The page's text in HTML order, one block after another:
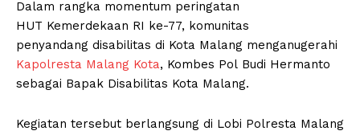
Dalam rangka momentum peringatan
HUT Kemerdekaan RI ke-77, komunitas
penyandang disabilitas di Kota Malang menganugerahi
Kapolresta Malang Kota, Kombes Pol Budi Hermanto
sebagai Bapak Disabilitas Kota Malang.
Kegiatan tersebut berlangsung di Lobi Polresta Malang